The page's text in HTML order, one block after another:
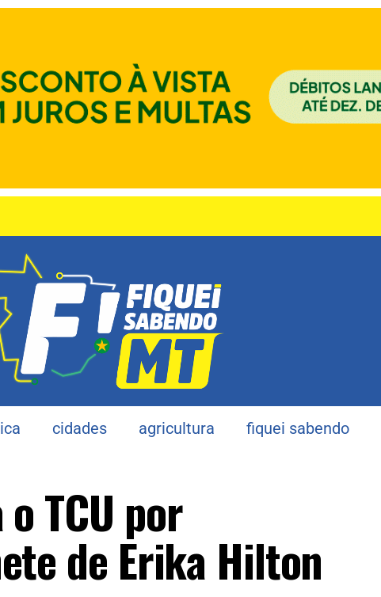
cidades agricultura fiquei sabendo
TCU por
de Erika Hilton